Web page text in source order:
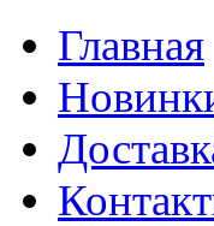
Главная